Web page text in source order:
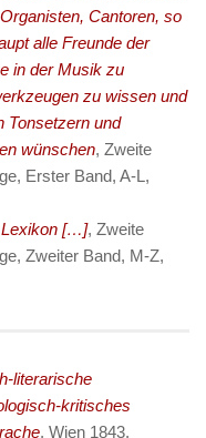
Cantoren, so
alle Freunde der
in der Musik zu
zu wissen und
Tonsetzern und
wünschen, Zweite
Erster Band, A-L,
[…], Zweite
Zweiter Band, M-Z,
literarische
kritisches
, Wien 1843.